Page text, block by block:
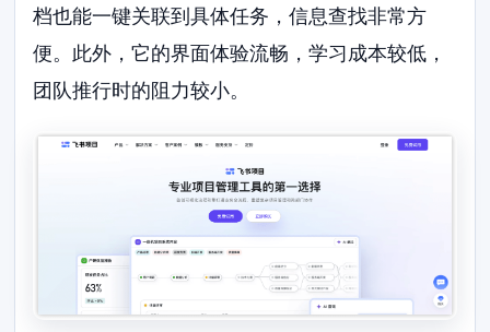
档也能一键关联到具体任务，信息查找非常方
便。此外，它的界面体验流畅，学习成本较低，
团队推行时的阻力较小。